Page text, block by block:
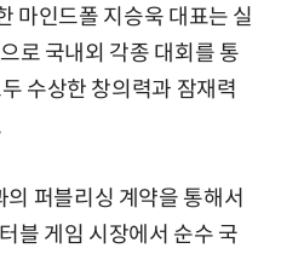
마인드폴 지승욱 대표는 실
로 국내외 각종 대회를 통
수상한 창의력과 잠재력
퍼블리싱 계약을 통해서
블 게임 시장에서 순수 국